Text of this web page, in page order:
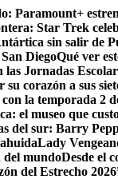
Paramount+
Star Trek
sin salir de
DiegoQué ver
Jornadas
corazón a sus
la temporada 2
el museo que
del sur: Barry
Lady
del mundoDesde el
del Estrecho